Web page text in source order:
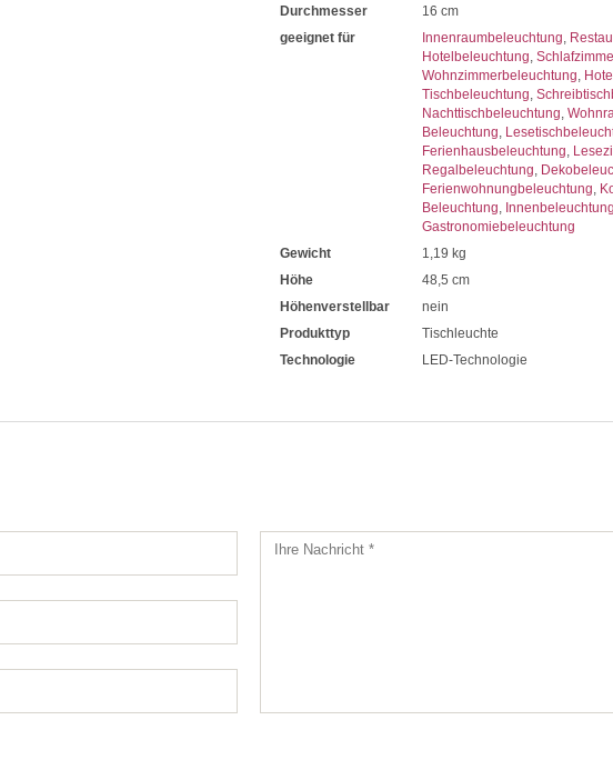
Durchmesser
16 cm
geeignet für
Innenraumbeleuchtung,
Hotelbeleuchtung,
Wohnzimmerbeleuchtung,
Tischbeleuchtung,
Nachttischbeleuchtung,
Beleuchtung,
Ferienhausbeleuchtung,
Regalbeleuchtung,
Ferienwohnungbeleuchtung,
Beleuchtung, Innenbeleuchtung
Gastronomiebeleuchtung
Gewicht
1,19 kg
Höhe
48,5 cm
Höhenverstellbar
nein
Produkttyp
Tischleuchte
Technologie
LED-Technologie